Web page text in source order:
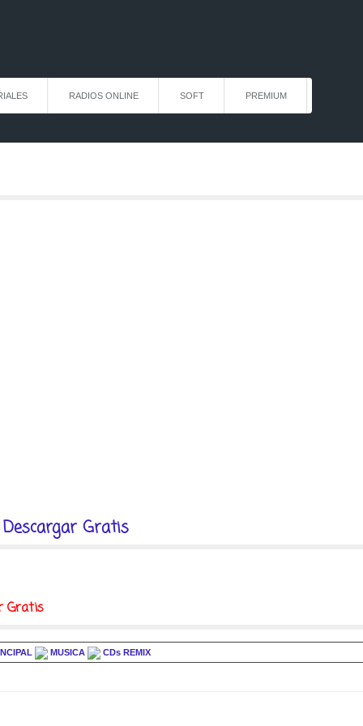
RADIOS ONLINE SOFT PREMIUM
Gratis
Gratis
MUSICA CDs REMIX